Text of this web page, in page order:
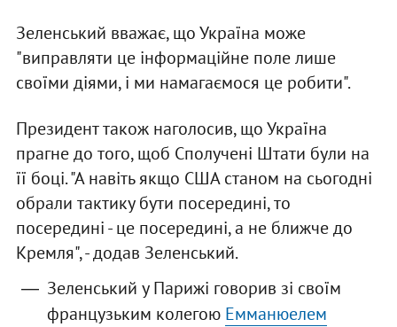
Зеленський вважає, що Україна може
"виправляти це інформаційне поле лише
своїми діями, і ми намагаємося це робити".
Президент також наголосив, що Україна
прагне до того, щоб Сполучені Штати були на
її боці. "А навіть якщо США станом на сьогодні
обрали тактику бути посередині, то
посередині - це посередині, а не ближче до
Кремля", - додав Зеленський.
Зеленський у Парижі говорив зі своїм
французьким колегою Емманюелем